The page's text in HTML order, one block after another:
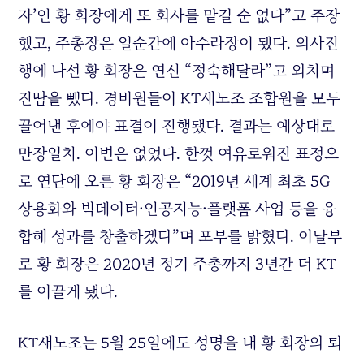
자’인 황 회장에게 또 회사를 맡길 순 없다”고 주장
했고, 주총장은 일순간에 아수라장이 됐다. 의사진
행에 나선 황 회장은 연신 “정숙해달라”고 외치며
진땀을 뺐다. 경비원들이KT새노조 조합원을 모두
끌어낸 후에야 표결이 진행됐다. 결과는 예상대로
만장일치. 이변은 없었다. 한껏 여유로워진 표정으
로 연단에 오른 황 회장은 “2019년 세계 최초 5G
상용화와 빅데이터·인공지능·플랫폼 사업 등을 융
합해 성과를 창출하겠다”며 포부를 밝혔다. 이날부
로 황 회장은 2020년 정기 주총까지 3년간 더KT
를 이끌게 됐다.
KT새노조는 5월 25일에도 성명을 내 황 회장의 퇴